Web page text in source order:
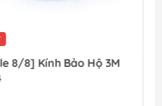
8/8] Kính Bảo Hộ 3M